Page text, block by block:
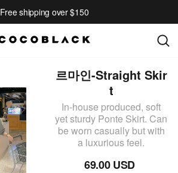
Free shipping over $150
르마인-Straight Skir
t
In-house produced, soft
yet sturdy Ponte Skirt. Can
be worn casually but with
a luxurious feel.
69.00 USD